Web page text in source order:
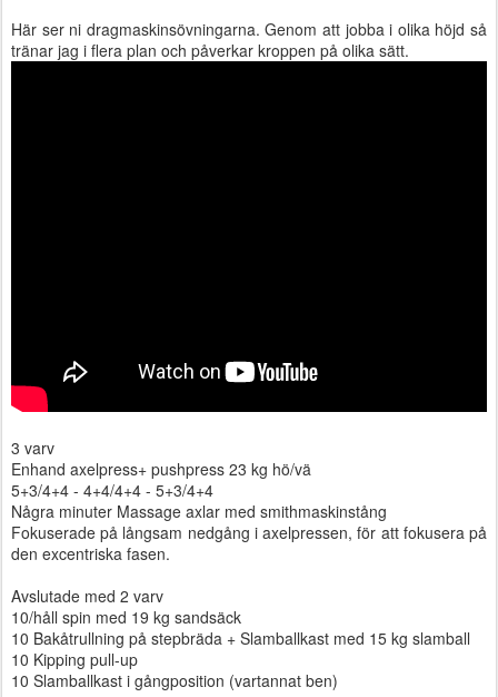
Här ser ni dragmaskinsövningarna. Genom att jobba i olika höjd så
tränar jag i flera plan och påverkar kroppen på olika sätt.
3 varv
Enhand axelpress+ pushpress 23 kg hö/vä
5+3/4+4 - 4+4/4+4 - 5+3/4+4
Några minuter Massage axlar med smithmaskinstång
Fokuserade på långsam nedgång i axelpressen, för att fokusera på
den excentriska fasen.
Avslutade med 2 varv
10/håll spin med 19 kg sandsäck
10 Bakåtrullning på stepbräda + Slamballkast med 15 kg slamball
10 Kipping pull-up
10 Slamballkast i gångposition (vartannat ben)